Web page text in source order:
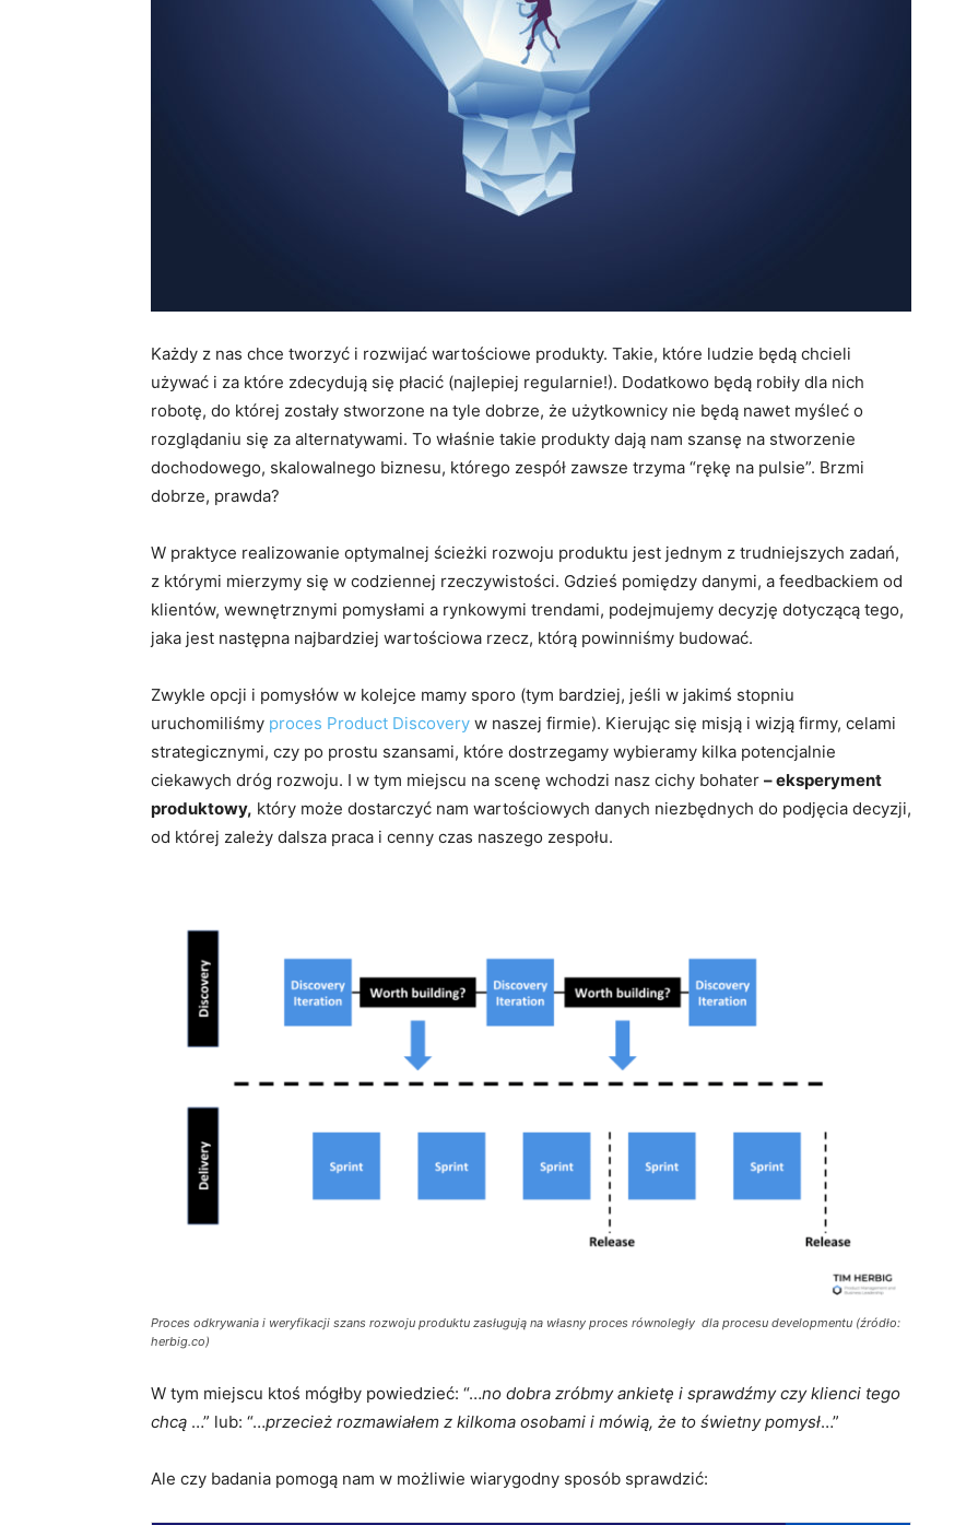
Każdy z nas chce tworzyć i rozwijać wartościowe produkty. Takie, które ludzie będą chcieli
używać i za które zdecydują się płacić (najlepiej regularnie!). Dodatkowo będą robiły dla nich
robotę, do której zostały stworzone na tyle dobrze, że użytkownicy nie będą nawet myśleć o
rozglądaniu się za alternatywami. To właśnie takie produkty dają nam szansę na stworzenie
dochodowego, skalowalnego biznesu, którego zespół zawsze trzyma “rękę na pulsie”. Brzmi
dobrze, prawda?
W praktyce realizowanie optymalnej ścieżki rozwoju produktu jest jednym z trudniejszych zadań,
z którymi mierzymy się w codziennej rzeczywistości. Gdzieś pomiędzy danymi, a feedbackiem od
klientów, wewnętrznymi pomysłami a rynkowymi trendami, podejmujemy decyzję dotyczącą tego,
jaka jest następna najbardziej wartościowa rzecz, którą powinniśmy budować.
Zwykle opcji i pomysłów w kolejce mamy sporo (tym bardziej, jeśli w jakimś stopniu
uruchomiliśmy proces Product Discovery w naszej firmie). Kierując się misją i wizją firmy, celami
strategicznymi, czy po prostu szansami, które dostrzegamy wybieramy kilka potencjalnie
ciekawych dróg rozwoju. I w tym miejscu na scenę wchodzi nasz cichy bohater – eksperyment
produktowy, który może dostarczyć nam wartościowych danych niezbędnych do podjęcia decyzji,
od której zależy dalsza praca i cenny czas naszego zespołu.
Proces odkrywania i weryfikacji szans rozwoju produktu zasługują na własny proces równoległy dla procesu developmentu (źródło:
herbig.co)
W tym miejscu ktoś mógłby powiedzieć: “…no dobra zróbmy ankietę i sprawdźmy czy klienci tego
chcą …” lub: “…przecież rozmawiałem z kilkoma osobami i mówią, że to świetny pomysł…”
Ale czy badania pomogą nam w możliwie wiarygodny sposób sprawdzić: